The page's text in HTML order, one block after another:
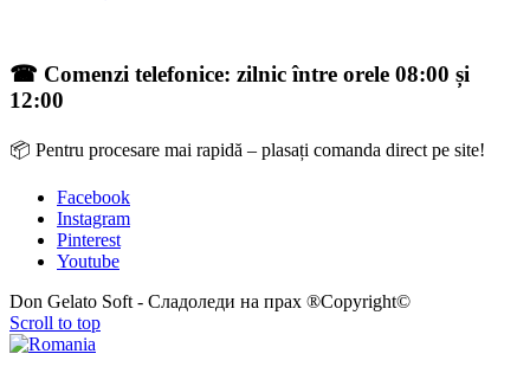
☎ Comenzi telefonice: zilnic între orele 08:00 și
12:00
📦 Pentru procesare mai rapidă – plasați comanda direct pe site!
Facebook
Instagram
Pinterest
Youtube
Don Gelato Soft - Сладоледи на прах ®Copyright©
Scroll to top